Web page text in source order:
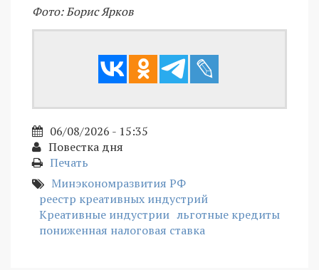
Фото: Борис Ярков
06/08/2026 - 15:35
Повестка дня
Печать
Минэкономразвития РФ
реестр креативных индустрий
Креативные индустрии льготные кредиты
пониженная налоговая ставка